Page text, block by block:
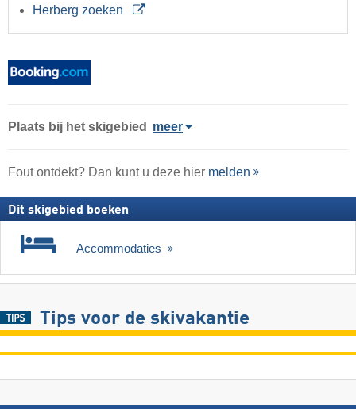
Herberg zoeken
Plaats bij het skigebied meer
Fout ontdekt? Dan kunt u deze hier melden
Dit skigebied boeken
Accommodaties
Tips voor de skivakantie